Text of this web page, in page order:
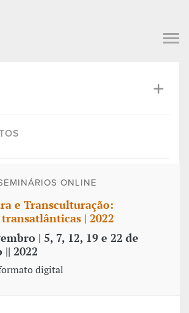
ONLINE
e Transculturação:
| 2022
| 5, 7, 12, 19 e 22 de
2022
digital